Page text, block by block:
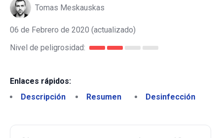
Tomas Meskauskas
06 de Febrero de 2020 (actualizado)
Nivel de peligrosidad:
Enlaces rápidos:
Descripción
Resumen Desinfección